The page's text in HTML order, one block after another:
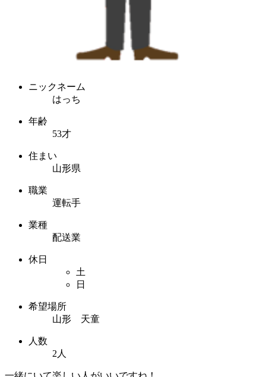
ニックネーム
はっち
年齢
53才
住まい
山形県
職業
運転手
業種
配送業
休日
土
日
希望場所
山形 天童
人数
2人